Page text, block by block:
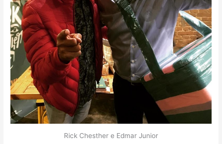
Rick Chesther e Edmar Junior